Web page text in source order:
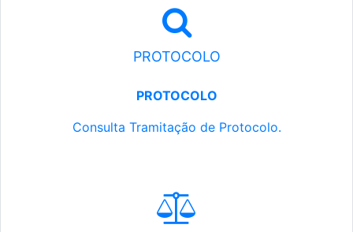
PROTOCOLO
PROTOCOLO
Consulta Tramitação de Protocolo.